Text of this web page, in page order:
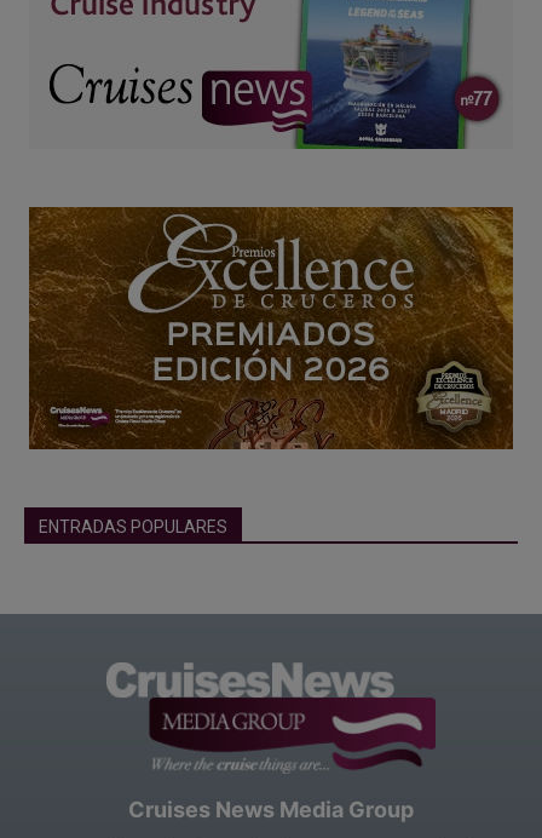
ENTRADAS POPULARES
Cruises News Media Group